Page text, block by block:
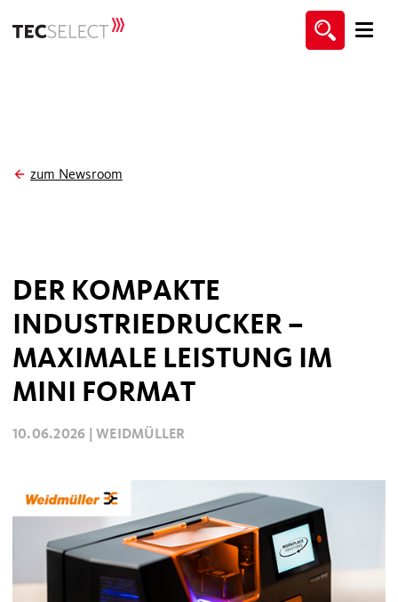
zum Newsroom
DER KOMPAKTE
INDUSTRIEDRUCKER –
MAXIMALE LEISTUNG IM
MINI FORMAT
10.06.2026 |WEIDMÜLLER